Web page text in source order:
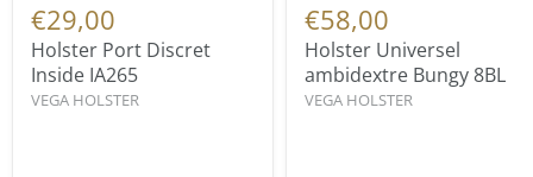
€29,00
Holster Port Discret
Inside IA265
VEGA HOLSTER
€58,00
Holster Universel
ambidextre Bungy 8BL
VEGA HOLSTER